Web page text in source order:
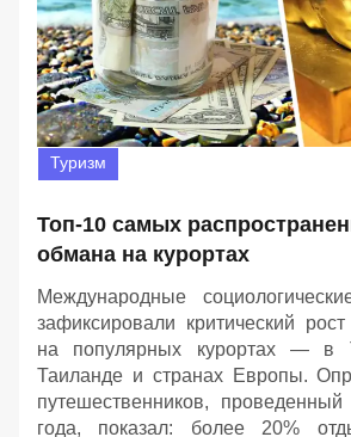
Туризм
Топ-10 самых
обмана на курортах
Международные
зафиксировали критический
на популярных курортах — в
Таиланде и странах Европы.
путешественников,
года, показал: более 20%